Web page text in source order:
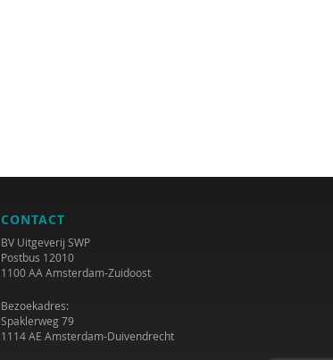
CONTACT
BV Uitgeverij SWP
Postbus 12010
1100 AA Amsterdam-Zuidoost
Bezoekadres:
Spaklerweg 79
1114 AE Amsterdam-Duivendrecht